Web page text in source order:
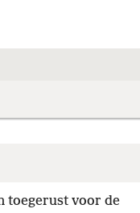
toegerust voor de